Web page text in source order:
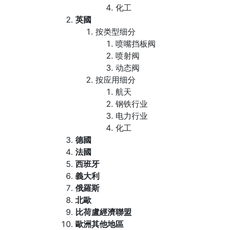
化工
英國
按类型细分
喷嘴挡板阀
喷射阀
动态阀
按应用细分
航天
钢铁行业
电力行业
化工
德國
法國
西班牙
義大利
俄羅斯
北歐
比荷盧經濟聯盟
歐洲其他地區